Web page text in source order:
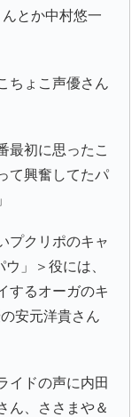
とか中村悠一
ちょこ声優さん
最初に思ったこ
て興奮してたパ
プクリポのキャ
」＞役には、
するオーガのキ
安元洋貴さん
イドの声に内田
ん、ささまや＆